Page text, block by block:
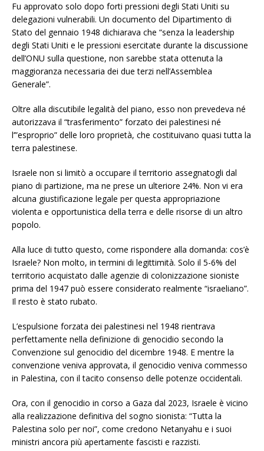
Fu approvato solo dopo forti pressioni degli Stati Uniti su
delegazioni vulnerabili. Un documento del Dipartimento di
Stato del gennaio 1948 dichiarava che “senza la leadership
degli Stati Uniti e le pressioni esercitate durante la discussione
dell’ONU sulla questione, non sarebbe stata ottenuta la
maggioranza necessaria dei due terzi nell’Assemblea
Generale”.
Oltre alla discutibile legalità del piano, esso non prevedeva né
autorizzava il “trasferimento” forzato dei palestinesi né
l’”esproprio” delle loro proprietà, che costituivano quasi tutta la
terra palestinese.
Israele non si limitò a occupare il territorio assegnatogli dal
piano di partizione, ma ne prese un ulteriore 24%. Non vi era
alcuna giustificazione legale per questa appropriazione
violenta e opportunistica della terra e delle risorse di un altro
popolo.
Alla luce di tutto questo, come rispondere alla domanda: cos’è
Israele? Non molto, in termini di legittimità. Solo il 5-6% del
territorio acquistato dalle agenzie di colonizzazione sioniste
prima del 1947 può essere considerato realmente “israeliano”.
Il resto è stato rubato.
L’espulsione forzata dei palestinesi nel 1948 rientrava
perfettamente nella definizione di genocidio secondo la
Convenzione sul genocidio del dicembre 1948. E mentre la
convenzione veniva approvata, il genocidio veniva commesso
in Palestina, con il tacito consenso delle potenze occidentali.
Ora, con il genocidio in corso a Gaza dal 2023, Israele è vicino
alla realizzazione definitiva del sogno sionista: “Tutta la
Palestina solo per noi”, come credono Netanyahu e i suoi
ministri ancora più apertamente fascisti e razzisti.